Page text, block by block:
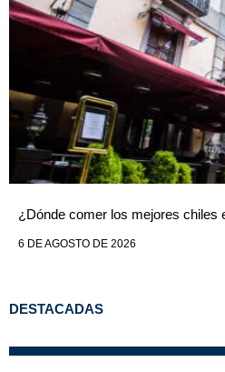
¿Dónde comer los mejores chiles
6 DE AGOSTO DE 2026
DESTACADAS